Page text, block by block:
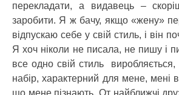
перекладати, а видавець –
заробити. Я ж бачу, якщо «жену»
відпускаю себе у свій стиль, і він
Я хоч ніколи не писала, не пишу і
все одно свій стиль виробляється,
набір, характерний для мене, мені
що мене пізнають. От найближчі